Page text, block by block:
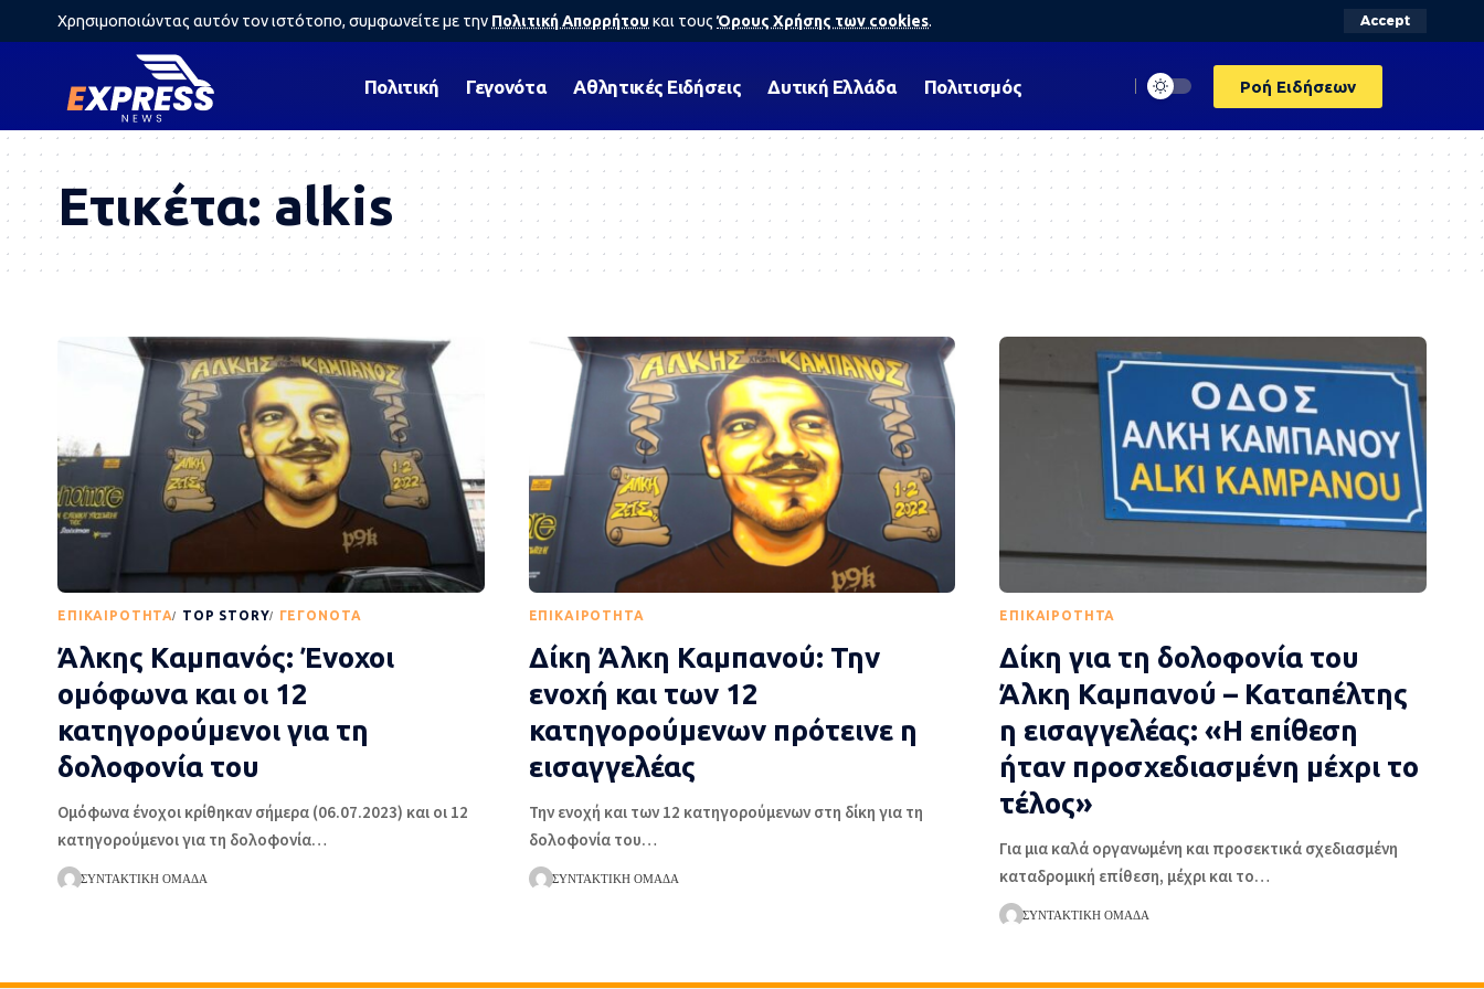
Χρησιμοποιώντας αυτόν τον ιστότοπο, συμφωνείτε με την Πολιτική Απορρήτου και τους Όρους Χρήσης των cookies. Accept
Πολιτική Γεγονότα Αθλητικές Ειδήσεις Δυτική Ελλάδα Πολιτισμός Ροή Ειδήσεων
Ετικέτα:alkis
EΠΙΚΑΙΡΌΤΗΤΑ TOP STORY ΓΕΓΟΝΌΤΑ
Άλκης Καμπανός: Ένοχοι
ομόφωνα και οι 12
κατηγορούμενοι για τη
δολοφονία του
Oμόφωνα ένοχοι κρίθηκαν σήμερα (06.07.2023) και οι 12
κατηγορούμενοι για τη δολοφονία…
ΣΥΝΤΑΚΤΙΚΉ ΟΜΆΔΑ
EΠΙΚΑΙΡΌΤΗΤΑ
Δίκη Άλκη Καμπανού: Την
ενοχή και των 12
κατηγορούμενων πρότεινε η
εισαγγελέας
Την ενοχή και των 12 κατηγορούμενων στη δίκη για τη
δολοφονία του…
ΣΥΝΤΑΚΤΙΚΉ ΟΜΆΔΑ
EΠΙΚΑΙΡΌΤΗΤΑ
Δίκη για τη δολοφονία του
Άλκη Καμπανού – Καταπέλτης
η εισαγγελέας: «Η επίθεση
ήταν προσχεδιασμένη μέχρι το
τέλος»
Για μια καλά οργανωμένη και προσεκτικά σχεδιασμένη
καταδρομική επίθεση, μέχρι και το…
ΣΥΝΤΑΚΤΙΚΉ ΟΜΆΔΑ